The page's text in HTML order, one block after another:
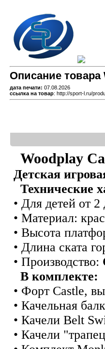
Описание товара
дата печати: 07.08.2026
ссылка на товар: http://sport-l.ru/
Woodplay
Детская
Технические
• Для детей от 2
• Материал:
• Высота
• Длина ската
• Производство:
В комплекте:
• Форт Castle,
• Качельная
• Качели Belt
• Качели